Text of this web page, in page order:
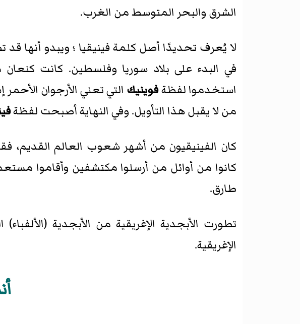
الشرق والبحر المتوسط من الغرب.
لا يُعرف تحديدًا أصل كلمة فينيقيا ؛ ويبدو أنها
في البدء على بلاد سوريا وفلسطين. كانت
استخدموا لفظةفوينيك التي تعني الأرجوان
من لا يقبل هذا التأويل. وفي النهاية أصبحت لفظة
كان الفينيقيون من أشهر شعوب العالم القديم،
كانوا من أوائل من أرسلوا مكتشفين وأقاموا
طارق.
تطورت الأبجدية الإغريقية من الأبجدية
الإغريقية.